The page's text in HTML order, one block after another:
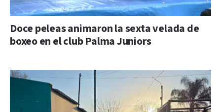
Doce peleas animaron la sexta velada de
boxeo en el club Palma Juniors